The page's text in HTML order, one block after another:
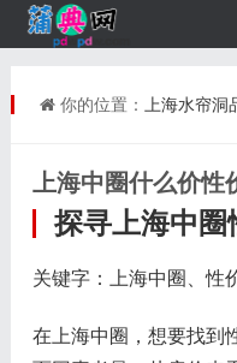
你的位置： 上海水帘洞
上海中圈什么价性
探寻上海中圈
关键字：上海中圈、性
在上海中圈，想要找到